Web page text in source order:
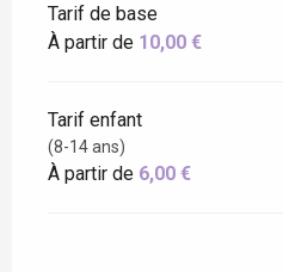
Tarif de base
À partir de 10,00 €
Tarif enfant
(8-14 ans)
À partir de 6,00 €